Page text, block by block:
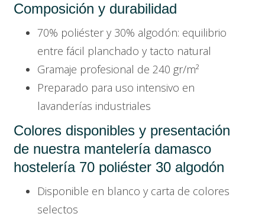
Composición y durabilidad
70% poliéster y 30% algodón: equilibrio
entre fácil planchado y tacto natural
Gramaje profesional de 240 gr/m²
Preparado para uso intensivo en
lavanderías industriales
Colores disponibles y presentación
de nuestra mantelería damasco
hostelería 70 poliéster 30 algodón
Disponible en blanco y carta de colores
selectos